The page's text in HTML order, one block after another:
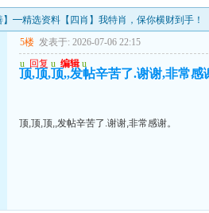
━精选资料【四肖】我特肖，保你横财到手！
5楼 发表于: 2026-07-06 22:15
u 回复 u 编辑 u
顶,顶,顶,,发帖辛苦了.谢谢,非常感
顶,顶,顶,,发帖辛苦了.谢谢,非常感谢。